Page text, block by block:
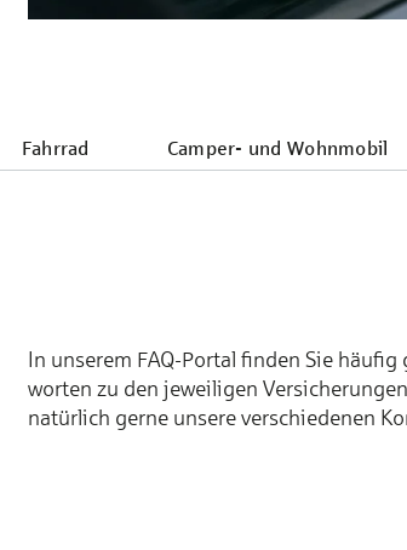
Fahrrad Camper- und Wohnmobil
In unserem FAQ-Portal finden Sie
worten zu den jeweiligen
natür­lich gerne unsere ver­schiedenen